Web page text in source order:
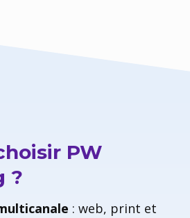
PW
?
: web, print et